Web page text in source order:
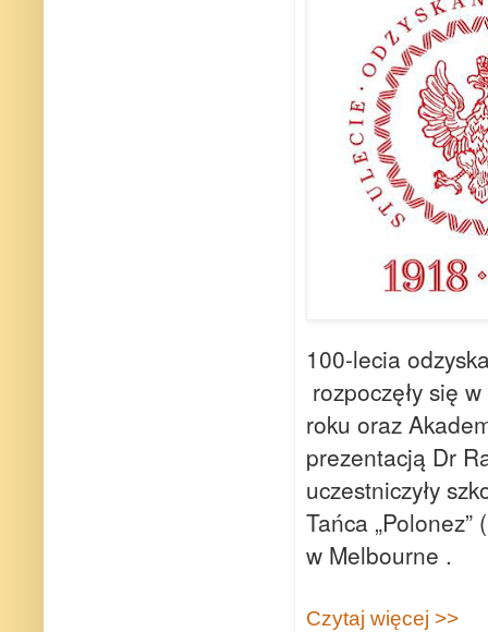
100-lecia
rozpoczęły się
roku oraz
prezentacją Dr
uczestniczyły
Tańca
w Melbourne .
Czytaj więcej >>